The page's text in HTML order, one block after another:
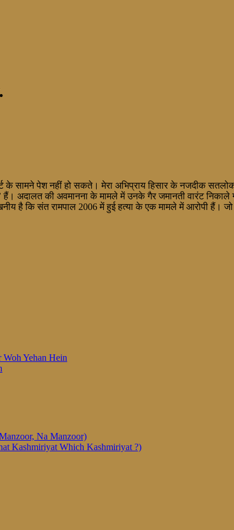
के सामने पेश नहीं हो सकते। मेरा अभिप्राय हिसार के
हैं। अदालत की अवमानना के मामले में उनके गैर जमानती वारंट
है कि संत रामपाल 2006 में हुई हत्या के एक मामले में आरोपी हैं।
Woh Yehan Hein
Na Manzoor)
Kashmiriyat Which Kashmiriyat ?)